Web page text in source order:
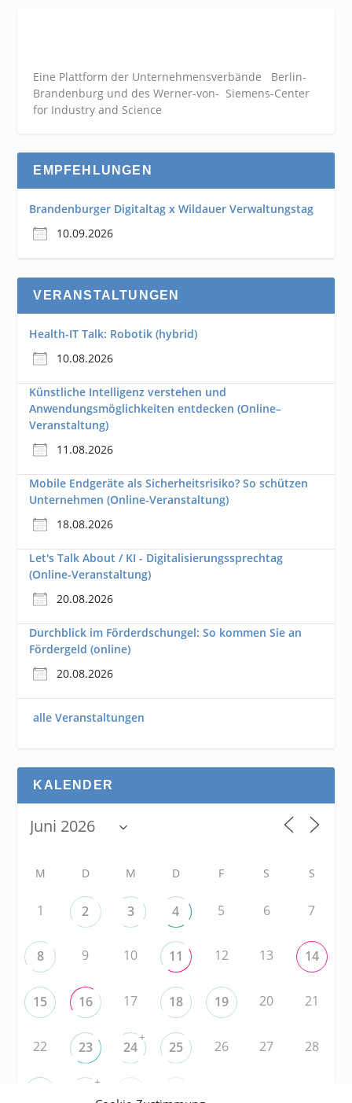
Eine Plattform der Unternehmensverbände Berlin-
Brandenburg und des Werner-von- Siemens-Center
for Industry and Science
EMPFEHLUNGEN
Brandenburger Digitaltag x Wildauer Verwaltungstag
10.09.2026
VERANSTALTUNGEN
Health-IT Talk: Robotik (hybrid)
10.08.2026
Künstliche Intelligenz verstehen und
Anwendungsmöglichkeiten entdecken (Online–
Veranstaltung)
11.08.2026
Mobile Endgeräte als Sicherheitsrisiko? So schützen
Unternehmen (Online-Veranstaltung)
18.08.2026
Let's Talk About / KI - Digitalisierungssprechtag
(Online-Veranstaltung)
20.08.2026
Durchblick im Förderdschungel: So kommen Sie an
Fördergeld (online)
20.08.2026
alle Veranstaltungen
KALENDER
M D M D F S S
1 2 3 4 5 6 7
8 9 10 11 12 13 14
15 16 17 18 19 20 21
22 23 24
+
25 26 27 28
+